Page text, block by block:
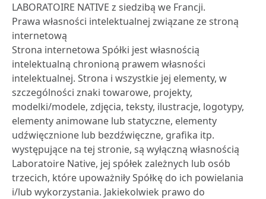
LABORATOIRE NATIVE z siedzibą we Francji.
Prawa własności intelektualnej związane ze stroną
internetową
Strona internetowa Spółki jest własnością
intelektualną chronioną prawem własności
intelektualnej. Strona i wszystkie jej elementy, w
szczególności znaki towarowe, projekty,
modelki/modele, zdjęcia, teksty, ilustracje, logotypy,
elementy animowane lub statyczne, elementy
udźwięcznione lub bezdźwięczne, grafika itp.
występujące na tej stronie, są wyłączną własnością
Laboratoire Native, jej spółek zależnych lub osób
trzecich, które upoważniły Spółkę do ich powielania
i/lub wykorzystania. Jakiekolwiek prawo do